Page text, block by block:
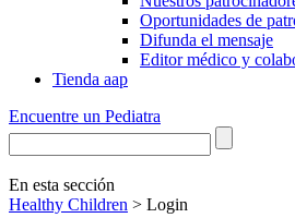
Oportunidades de
Difunda el mensaje
Editor médico y
Tienda aap
Encuentre un Pediatra
En esta sección
Healthy Children > Login